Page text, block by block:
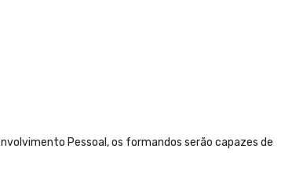
Pessoal, os formandos serão capazes de